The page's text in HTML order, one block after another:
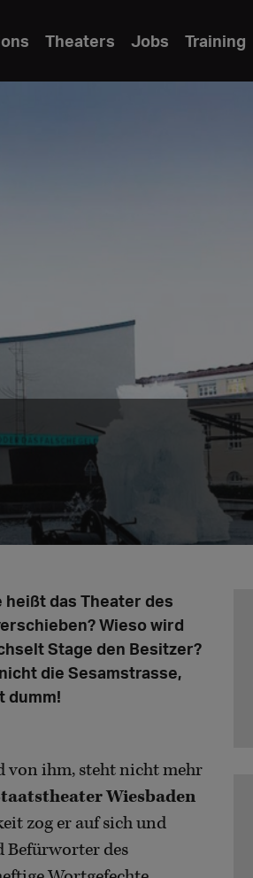
Theaters Jobs Training
heißt das Theater des
Wieso wird
Stage den Besitzer?
die Sesamstrasse,
dumm!
von ihm, steht nicht mehr
Wiesbaden
zog er auf sich und
Befürworter des